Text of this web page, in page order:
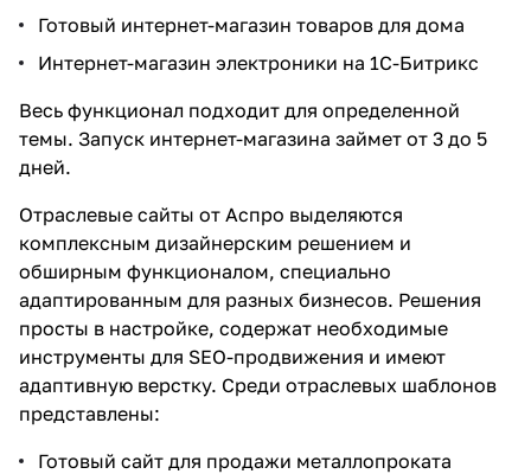
Готовый интернет-магазин товаров для дома
Интернет-магазин электроники на 1С-Битрикс
Весь функционал подходит для определенной
темы. Запуск интернет-магазина займет от 3 до 5
дней.
Отраслевые сайты от Аспро выделяются
комплексным дизайнерским решением и
обширным функционалом, специально
адаптированным для разных бизнесов. Решения
просты в настройке, содержат необходимые
инструменты для SEO-продвижения и имеют
адаптивную верстку. Среди отраслевых шаблонов
представлены:
Готовый сайт для продажи металлопроката